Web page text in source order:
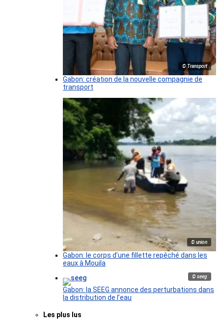
© Transport
Gabon: création de la nouvelle compagnie de
transport
© union
Gabon: le corps d’une fillette repêché dans les
eaux à Mouila
© seeg
Gabon: la SEEG annonce des perturbations dans
la distribution de l’eau
Les plus lus